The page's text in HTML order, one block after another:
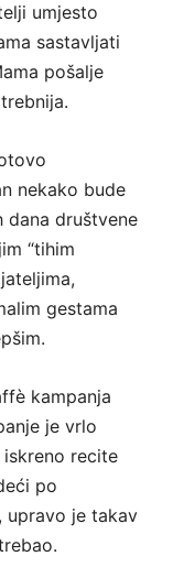
umjesto
sastavljati
pošalje
nekako bude
dana društvene
“tihim
gestama
kampanja
je vrlo
recite
po
upravo je takav